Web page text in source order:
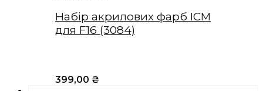
Набір акрилових фарб ICM
для F16 (3084)
399,00 ₴